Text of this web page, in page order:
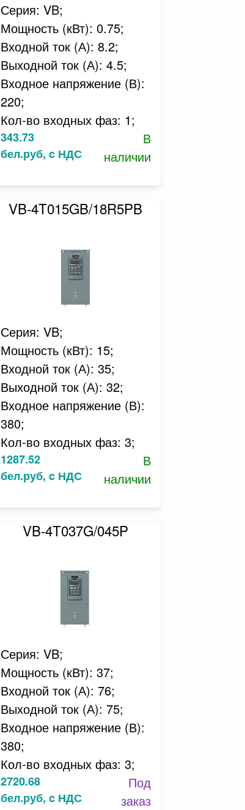
Серия: VB;
Мощность (кВт): 0.75;
Входной ток (А): 8.2;
Выходной ток (А): 4.5;
Входное напряжение (В):
220;
Кол-во входных фаз: 1;
343.73
бел.руб, c НДС
В
наличии
VB-4T015GB/18R5PB
Серия: VB;
Мощность (кВт): 15;
Входной ток (А): 35;
Выходной ток (А): 32;
Входное напряжение (В):
380;
Кол-во входных фаз: 3;
1287.52
бел.руб, c НДС
В
наличии
VB-4T037G/045P
Серия: VB;
Мощность (кВт): 37;
Входной ток (А): 76;
Выходной ток (А): 75;
Входное напряжение (В):
380;
Кол-во входных фаз: 3;
2720.68
бел.руб, c НДС
Под
заказ